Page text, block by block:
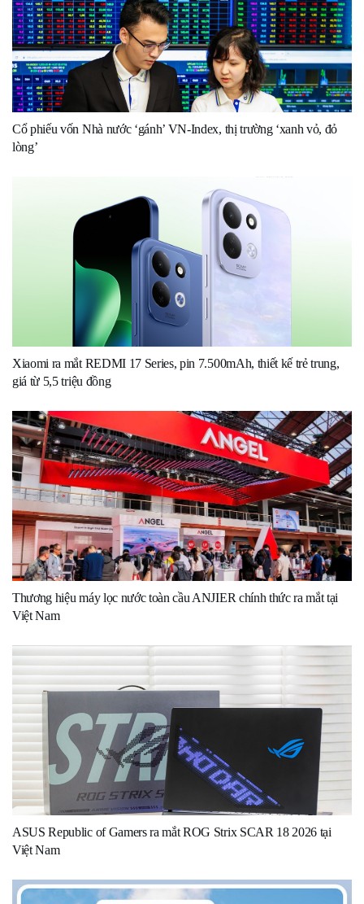
Cổ phiếu vốn Nhà nước ‘gánh’ VN-Index, thị trường ‘xanh vỏ, đỏ
lòng’
Xiaomi ra mắt REDMI 17 Series, pin 7.500mAh, thiết kế trẻ trung,
giá từ 5,5 triệu đồng
Thương hiệu máy lọc nước toàn cầu ANJIER chính thức ra mắt tại
Việt Nam
ASUS Republic of Gamers ra mắt ROG Strix SCAR 18 2026 tại
Việt Nam